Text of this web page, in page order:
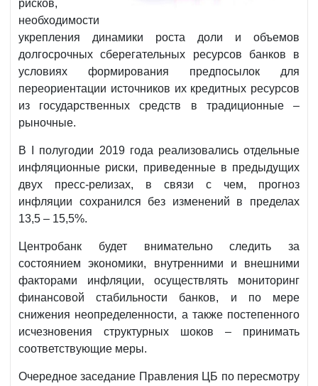
рисков,
необходимости
укрепления динамики роста доли и объемов
долгосрочных сберегательных ресурсов банков в
условиях формирования предпосылок для
переориентации источников их кредитных ресурсов
из государственных средств в традиционные –
рыночные.
В I полугодии 2019 года реализовались отдельные
инфляционные риски, приведенные в предыдущих
двух пресс-релизах, в связи с чем, прогноз
инфляции сохранился без изменений в пределах
13,5 – 15,5%.
Центробанк будет внимательно следить за
состоянием экономики, внутренними и внешними
факторами инфляции, осуществлять мониторинг
финансовой стабильности банков, и по мере
снижения неопределенности, а также постепенного
исчезновения структурных шоков – принимать
соответствующие меры.
Очередное заседание Правления ЦБ по пересмотру